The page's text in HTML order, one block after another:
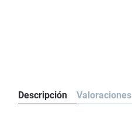
Descripción Valoraciones